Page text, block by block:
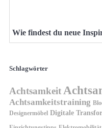
Wie findest du neue
Schlagwörter
Achtsamkeit
Achtsamkeitstraining
Designermöbel Digitale